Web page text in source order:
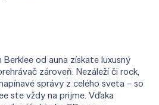
od auna získate luxusný
zároveň. Nezáleží či rock,
správy z celého sveta – so
ste vždy na prijme. Vďaka